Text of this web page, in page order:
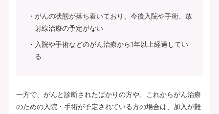
がんの状態が落ち着いており、今後入院や手術、放
射線治療の予定がない
入院や手術などのがん治療から1年以上経過してい
る
一方で、がんと診断されたばかりの方や、これからがん治療
のための入院・手術が予定されている方の場合は、加入が難